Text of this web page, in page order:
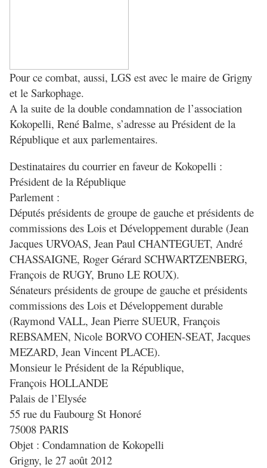
Pour ce combat, aussi, LGS est avec le maire de Grigny
et le Sarkophage.
A la suite de la double condamnation de l’association
Kokopelli, René Balme, s’adresse au Président de la
République et aux parlementaires.
Destinataires du courrier en faveur de Kokopelli :
Président de la République
Parlement :
Députés présidents de groupe de gauche et présidents de
commissions des Lois et Développement durable (Jean
Jacques URVOAS, Jean Paul CHANTEGUET, André
CHASSAIGNE, Roger Gérard SCHWARTZENBERG,
François de RUGY, Bruno LE ROUX).
Sénateurs présidents de groupe de gauche et présidents
commissions des Lois et Développement durable
(Raymond VALL, Jean Pierre SUEUR, François
REBSAMEN, Nicole BORVO COHEN-SEAT, Jacques
MEZARD, Jean Vincent PLACE).
Monsieur le Président de la République,
François HOLLANDE
Palais de l’Elysée
55 rue du Faubourg St Honoré
75008 PARIS
Objet : Condamnation de Kokopelli
Grigny, le 27 août 2012